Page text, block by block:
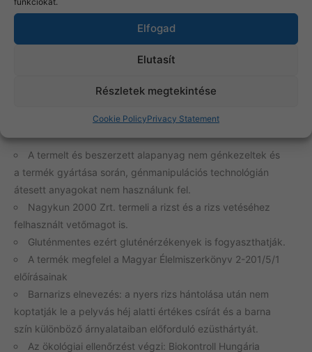
Elfogad
Elutasít
Részletek megtekintése
Cookie PolicyPrivacy Statement
– amelyből cukrok 0 g
Rost 3,5 g
A termelt és beszerzett alapanyag nem génkezeltek és
a termék gyártása során, génmanipulációs technológián
átesett anyagokat nem használunk fel.
Nagykun 2000 Zrt. termeli a rizst és a rizs vetéséhez
felhasznált vetőmagot is.
Gluténmentes ezért gluténérzékenyek is fogyaszthatják.
A termék megfelel a Magyar Élelmiszerkönyv 2-201/5/1
előírásainak
Barnarizs elnevezés: a nyers rizs hántolása után nem
koptatják le a pelyvás héj alatti értékes csírát és a barna
szín különböző árnyalataiban előforduló ezüsthártyát.
Az ökológiai ellenőrzést végzi: Biokontroll Hungária